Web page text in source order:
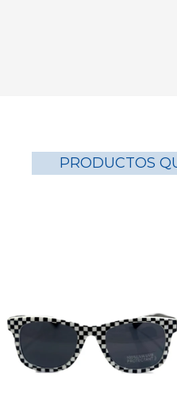
PRODUCTOS